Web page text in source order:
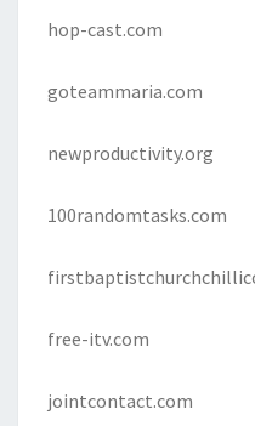
hop-cast.com
goteammaria.com
newproductivity.org
100randomtasks.com
free-itv.com
jointcontact.com